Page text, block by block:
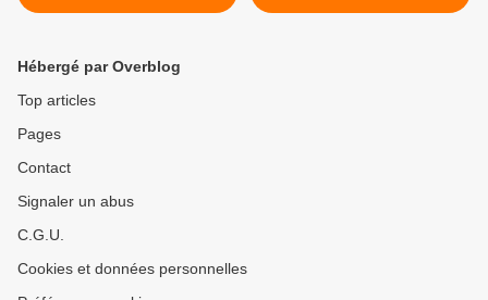
Hébergé par Overblog
Top articles
Pages
Contact
Signaler un abus
C.G.U.
Cookies et données personnelles